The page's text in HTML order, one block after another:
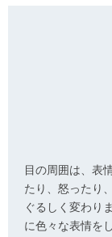
目の周囲は、表
たり、怒ったり
ぐるしく変わり
に色々な表情を